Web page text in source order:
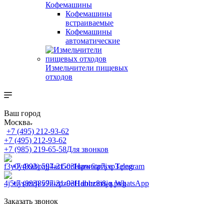
Кофемашины
Кофемашины
встраиваемые
Кофемашины
автоматические
Измельчители пищевых
отходов
Ваш город
Москва
+7 (495) 212-93-62
+7 (495) 212-93-62
+7 (985) 219-65-58Для звонков
+7 (993) 597-31-03Написать в Telegram
+7 (993) 597-31-03Написать в WhatsApp
Заказать звонок